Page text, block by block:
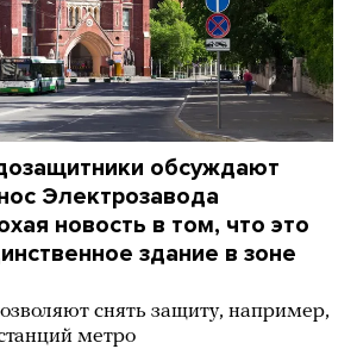
обсуждают
Электрозавода
новость в том, что это
здание в зоне
снять защиту, например,
метро